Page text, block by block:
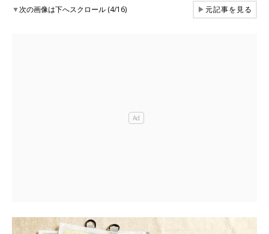
▼次の画像は下へスクロール (4/16) ▶元記事を見る